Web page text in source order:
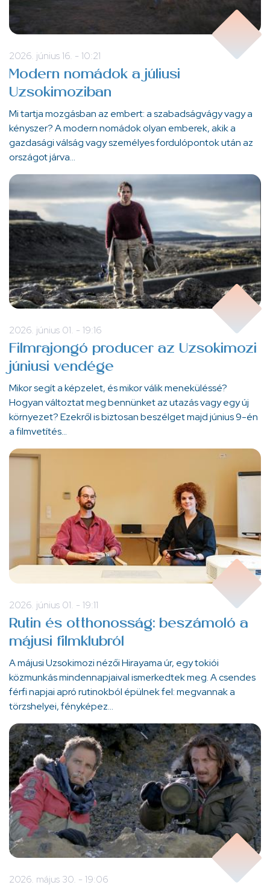
2026. június 16. - 10:21
Modern nomádok a júliusi
Uzsokimoziban
Mi tartja mozgásban az embert: a szabadságvágy vagy a
kényszer? A modern nomádok olyan emberek, akik a
gazdasági válság vagy személyes fordulópontok után az
országot járva…
2026. június 01. - 19:16
Filmrajongó producer az Uzsokimozi
júniusi vendége
Mikor segít a képzelet, és mikor válik meneküléssé?
Hogyan változtat meg bennünket az utazás vagy egy új
környezet? Ezekről is biztosan beszélget majd június 9-én
a filmvetítés…
2026. június 01. - 19:11
Rutin és otthonosság: beszámoló a
májusi filmklubról
A májusi Uzsokimozi nézői Hirayama úr, egy tokiói
közmunkás mindennapjaival ismerkedtek meg. A csendes
férfi napjai apró rutinokból épülnek fel: megvannak a
törzshelyei, fényképez…
2026. május 30. - 19:06